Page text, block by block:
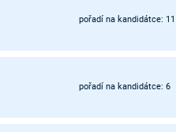
pořadí na kandidátce: 11
pořadí na kandidátce: 6